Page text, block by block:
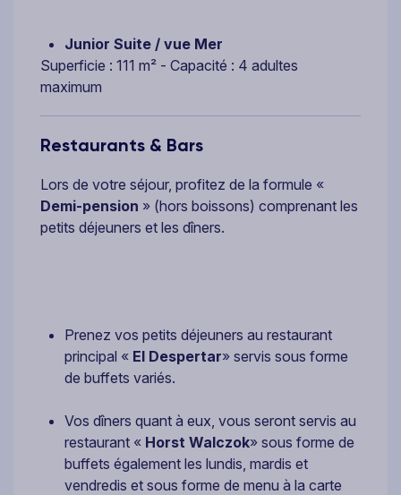
Junior Suite / vue Mer
Superficie : 111 m² - Capacité : 4 adultes
maximum
Restaurants & Bars
Lors de votre séjour, profitez de la formule «
Demi-pension » (hors boissons) comprenant les
petits déjeuners et les dîners.
Prenez vos petits déjeuners au restaurant
principal « El Despertar» servis sous forme
de buffets variés.
Vos dîners quant à eux, vous seront servis au
restaurant « Horst Walczok» sous forme de
buffets également les lundis, mardis et
vendredis et sous forme de menu à la carte